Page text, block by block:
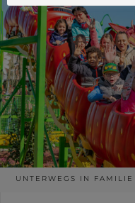
UNTERWEGS IN FAMILIE